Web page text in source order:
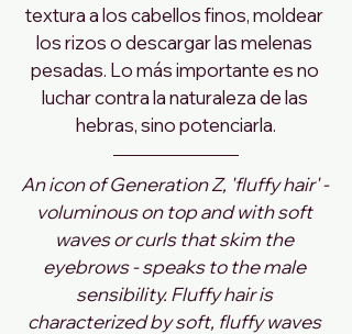
textura a los cabellos finos, moldear
los rizos o descargar las melenas
pesadas. Lo más importante es no
luchar contra la naturaleza de las
hebras, sino potenciarla.
An icon of Generation Z, 'fluffy hair' -
voluminous on top and with soft
waves or curls that skim the
eyebrows - speaks to the male
sensibility. Fluffy hair is
characterized by soft, fluffy waves